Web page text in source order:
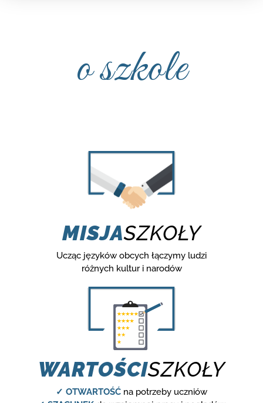
o szkole
MISJASZKOŁY
Ucząc języków obcych łączymy ludzi
różnych kultur i narodów
WARTOŚCISZKOŁY
✓ OTWARTOŚĆ na potrzeby uczniów